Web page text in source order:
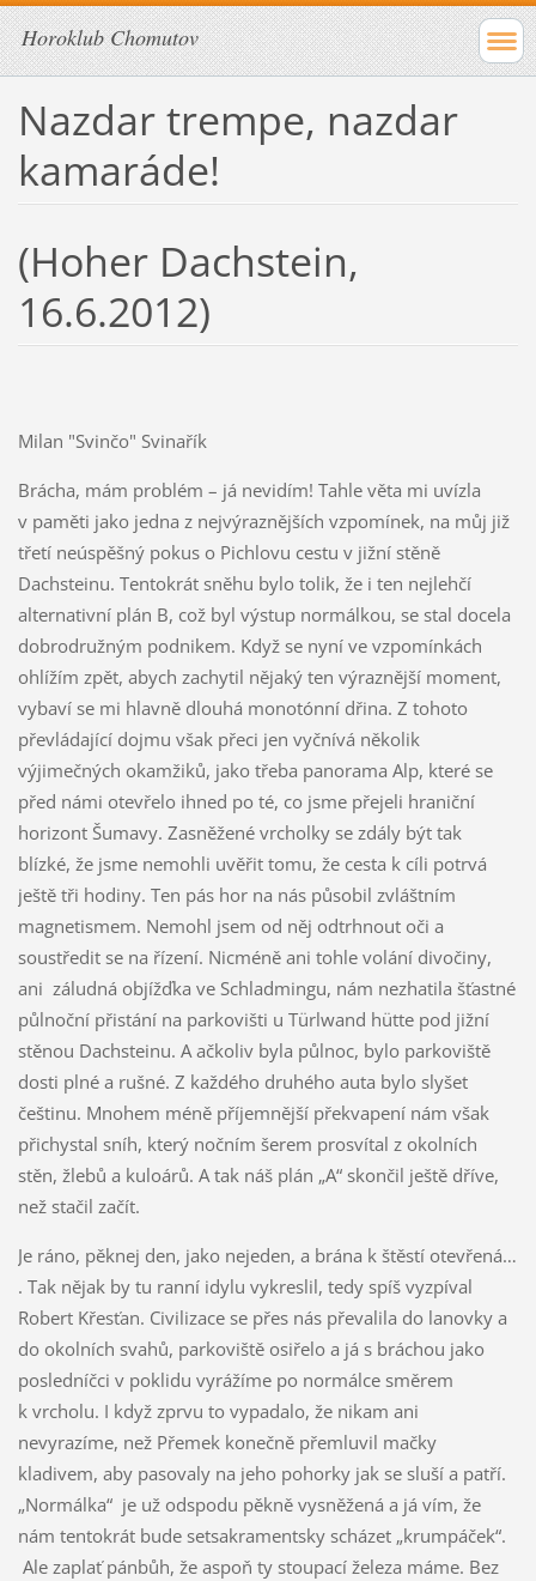
Horoklub Chomutov
Nazdar trempe, nazdar
kamaráde!
(Hoher Dachstein,
16.6.2012)
Milan "Svinčo" Svinařík
Brácha, mám problém – já nevidím! Tahle věta mi uvízla
v paměti jako jedna z nejvýraznějších vzpomínek, na můj již
třetí neúspěšný pokus o Pichlovu cestu v jižní stěně
Dachsteinu. Tentokrát sněhu bylo tolik, že i ten nejlehčí
alternativní plán B, což byl výstup normálkou, se stal docela
dobrodružným podnikem. Když se nyní ve vzpomínkách
ohlížím zpět, abych zachytil nějaký ten výraznější moment,
vybaví se mi hlavně dlouhá monotónní dřina. Z tohoto
převládající dojmu však přeci jen vyčnívá několik
výjimečných okamžiků, jako třeba panorama Alp, které se
před námi otevřelo ihned po té, co jsme přejeli hraniční
horizont Šumavy. Zasněžené vrcholky se zdály být tak
blízké, že jsme nemohli uvěřit tomu, že cesta k cíli potrvá
ještě tři hodiny. Ten pás hor na nás působil zvláštním
magnetismem. Nemohl jsem od něj odtrhnout oči a
soustředit se na řízení. Nicméně ani tohle volání divočiny,
ani záludná objížďka ve Schladmingu, nám nezhatila šťastné
půlnoční přistání na parkovišti u Türlwand hütte pod jižní
stěnou Dachsteinu. A ačkoliv byla půlnoc, bylo parkoviště
dosti plné a rušné. Z každého druhého auta bylo slyšet
češtinu. Mnohem méně příjemnější překvapení nám však
přichystal sníh, který nočním šerem prosvítal z okolních
stěn, žlebů a kuloárů. A tak náš plán „A“ skončil ještě dříve,
než stačil začít.
Je ráno, pěknej den, jako nejeden, a brána k štěstí otevřená…
. Tak nějak by tu ranní idylu vykreslil, tedy spíš vyzpíval
Robert Křesťan. Civilizace se přes nás převalila do lanovky a
do okolních svahů, parkoviště osiřelo a já s bráchou jako
posledníčci v poklidu vyrážíme po normálce směrem
k vrcholu. I když zprvu to vypadalo, že nikam ani
nevyrazíme, než Přemek konečně přemluvil mačky
kladivem, aby pasovaly na jeho pohorky jak se sluší a patří.
„Normálka“ je už odspodu pěkně vysněžená a já vím, že
nám tentokrát bude setsakramentsky scházet „krumpáček“.
Ale zaplať pánbůh, že aspoň ty stoupací železa máme. Bez